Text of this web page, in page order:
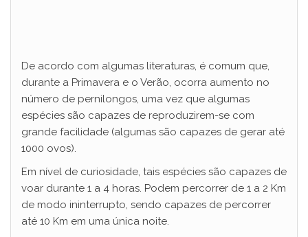
De acordo com algumas literaturas, é comum que,
durante a Primavera e o Verão, ocorra aumento no
número de pernilongos, uma vez que algumas
espécies são capazes de reproduzirem-se com
grande facilidade (algumas são capazes de gerar até
1000 ovos).
Em nível de curiosidade, tais espécies são capazes de
voar durante 1 a 4 horas. Podem percorrer de 1 a 2 Km
de modo ininterrupto, sendo capazes de percorrer
até 10 Km em uma única noite.